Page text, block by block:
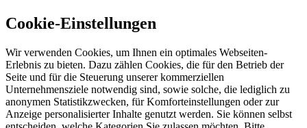
Cookie-Einstellungen
Wir verwenden Cookies, um Ihnen ein optimales Webseiten-
Erlebnis zu bieten. Dazu zählen Cookies, die für den Betrieb der
Seite und für die Steuerung unserer kommerziellen
Unternehmensziele notwendig sind, sowie solche, die lediglich zu
anonymen Statistikzwecken, für Komforteinstellungen oder zur
Anzeige personalisierter Inhalte genutzt werden. Sie können selbst